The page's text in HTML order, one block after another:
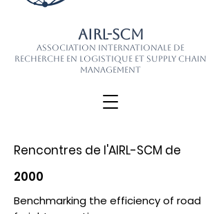
AIRL-SCM
Association Internationale de
Recherche en Logistique et Supply Chain
Management
Rencontres de l'AIRL-SCM de
2000
Benchmarking the efficiency of road